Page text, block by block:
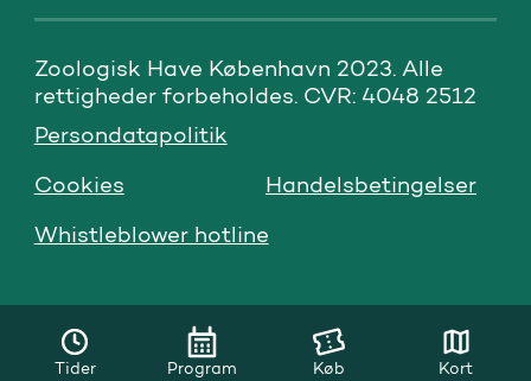
Zoologisk Have København 2023. Alle
rettigheder forbeholdes. CVR: 4048 2512
Whistleblower hotline
Cookies Handelsbetingelser
Persondatapolitik
Tider Program Køb Kort